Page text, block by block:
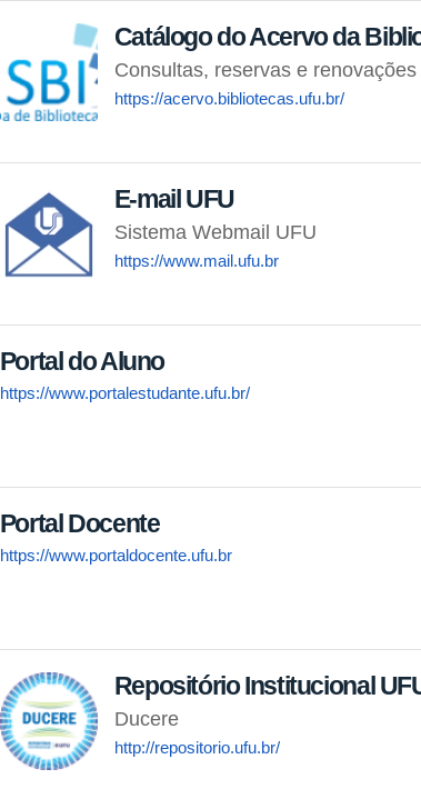
Catálogo do Acervo da
Consultas, reservas e renovações
https://acervo.bibliotecas.ufu.br/
E-mail UFU
Sistema Webmail UFU
https://www.mail.ufu.br
Portal do Aluno
https://www.portalestudante.ufu.br/
Portal Docente
https://www.portaldocente.ufu.br
Repositório Institucional
Ducere
http://repositorio.ufu.br/